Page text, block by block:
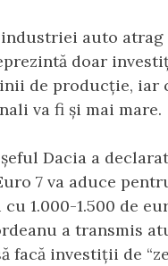
industriei auto atrag
doar
de producție, iar
va fi și mai mare.
Dacia a
7 va aduce
1.000-1.500 de
a transmis
facă investiții de